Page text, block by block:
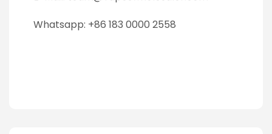
Whatsapp: +86 183 0000 2558